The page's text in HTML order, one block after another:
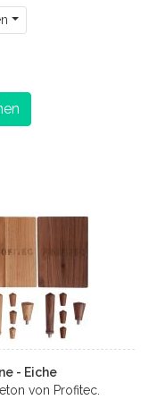
- Eiche
von Profitec.